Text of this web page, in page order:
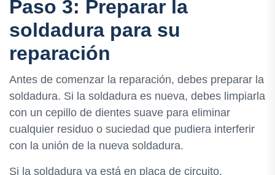
Paso 3: Preparar la
soldadura para su
reparación
Antes de comenzar la reparación, debes preparar la
soldadura. Si la soldadura es nueva, debes limpiarla
con un cepillo de dientes suave para eliminar
cualquier residuo o suciedad que pudiera interferir
con la unión de la nueva soldadura.
Si la soldadura ya está en placa de circuito,